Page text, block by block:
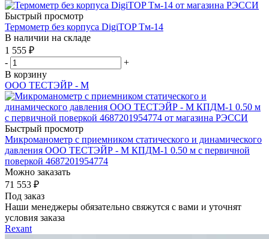
Быстрый просмотр
Термометр без корпуса DigiTOP Тм-14
В наличии на складе
1 555 ₽
-
+
В корзину
ООО ТЕСТЭЙР - М
Быстрый просмотр
Микроманометр с приемником статического и динамического
давления ООО ТЕСТЭЙР - М КПДМ-1 0.50 м с первичной
поверкой 4687201954774
Можно заказать
71 553 ₽
Под заказ
Наши менеджеры обязательно свяжутся с вами и уточнят
условия заказа
Rexant